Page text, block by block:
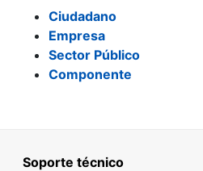
Ciudadano
Empresa
Sector Público
Componente
Soporte técnico